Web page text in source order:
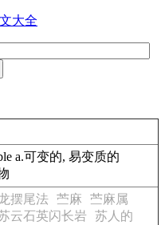
大全
a.可变的, 易变质的
摆尾法 苎麻
苎麻属
云石英闪长岩 苏人的